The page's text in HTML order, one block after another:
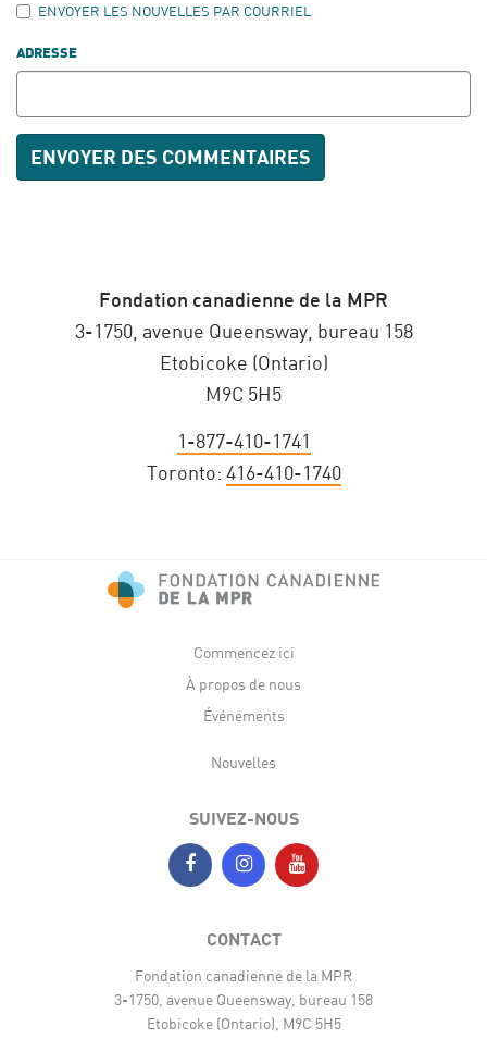
ENVOYER LES NOUVELLES PAR COURRIEL
ADRESSE
Fondation canadienne de la MPR
3-1750, avenue Queensway, bureau 158
Etobicoke (Ontario)
M9C 5H5
1-877-410-1741
Toronto: 416-410-1740
Commencez ici
À propos de nous
Événements
Nouvelles
SUIVEZ-NOUS
CONTACT
Fondation canadienne de la MPR
3-1750, avenue Queensway, bureau 158
Etobicoke (Ontario), M9C 5H5